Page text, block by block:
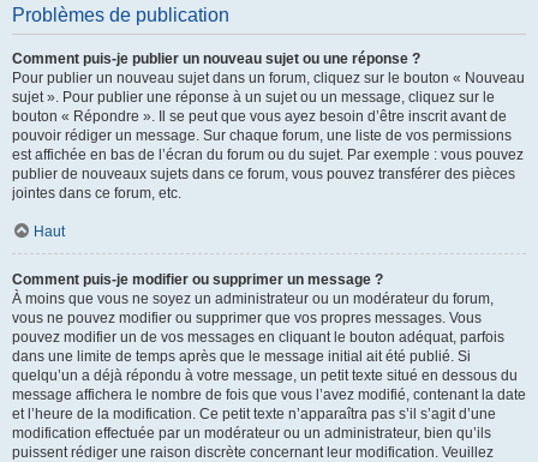
Problèmes de publication
Comment puis-je publier un nouveau sujet ou une réponse ?
Pour publier un nouveau sujet dans un forum, cliquez sur le bouton « Nouveau
sujet ». Pour publier une réponse à un sujet ou un message, cliquez sur le
bouton « Répondre ». Il se peut que vous ayez besoin d’être inscrit avant de
pouvoir rédiger un message. Sur chaque forum, une liste de vos permissions
est affichée en bas de l’écran du forum ou du sujet. Par exemple : vous pouvez
publier de nouveaux sujets dans ce forum, vous pouvez transférer des pièces
jointes dans ce forum, etc.
Haut
Comment puis-je modifier ou supprimer un message ?
À moins que vous ne soyez un administrateur ou un modérateur du forum,
vous ne pouvez modifier ou supprimer que vos propres messages. Vous
pouvez modifier un de vos messages en cliquant le bouton adéquat, parfois
dans une limite de temps après que le message initial ait été publié. Si
quelqu’un a déjà répondu à votre message, un petit texte situé en dessous du
message affichera le nombre de fois que vous l’avez modifié, contenant la date
et l’heure de la modification. Ce petit texte n’apparaîtra pas s’il s’agit d’une
modification effectuée par un modérateur ou un administrateur, bien qu’ils
puissent rédiger une raison discrète concernant leur modification. Veuillez